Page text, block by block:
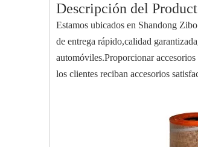
Descripción del
Estamos ubicados en Shandong
de entrega rápido,calidad
automóviles.Proporcionar
los clientes reciban accesorios